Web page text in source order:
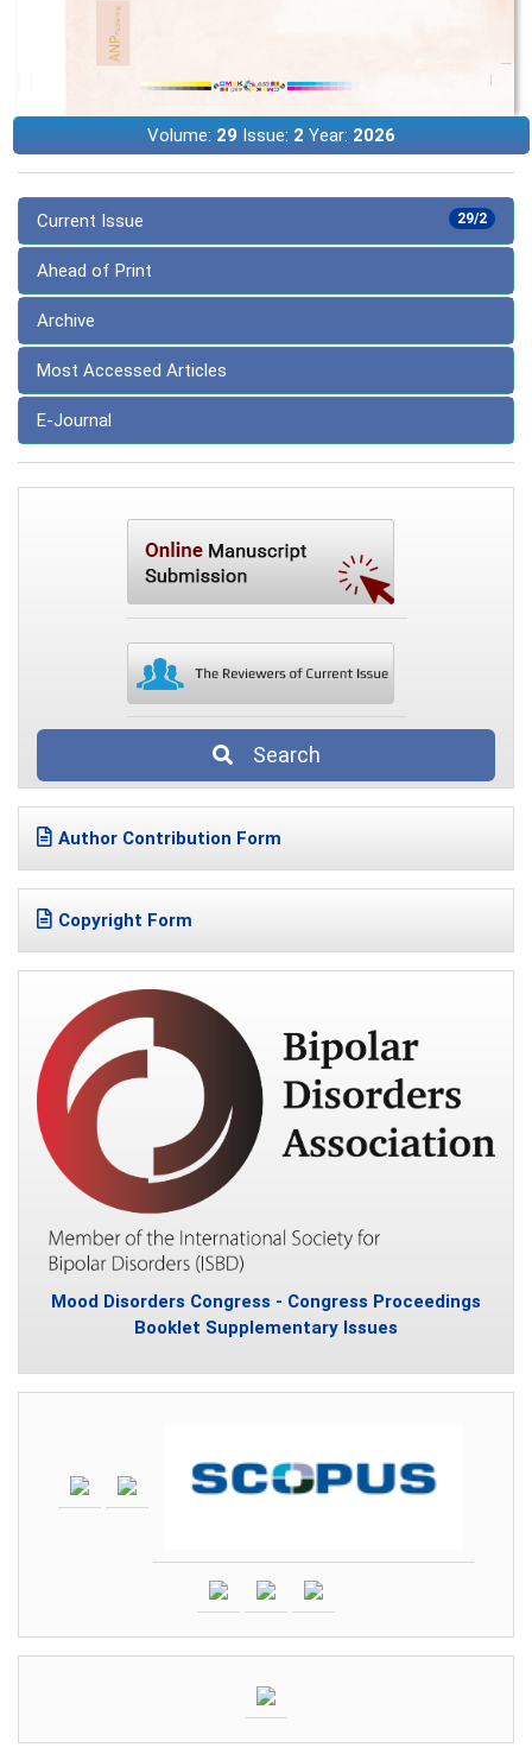
Volume: 29Issue: 2 Year: 2026
29/2
Current Issue
Ahead of Print
Archive
Most Accessed Articles
E-Journal
Search
Author Contribution Form
Copyright Form
Mood Disorders Congress - Congress Proceedings
Booklet Supplementary Issues